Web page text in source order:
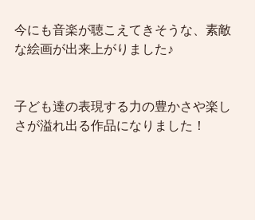
今にも音楽が聴こえてきそうな、素敵
な絵画が出来上がりました♪
子ども達の表現する力の豊かさや楽し
さが溢れ出る作品になりました！